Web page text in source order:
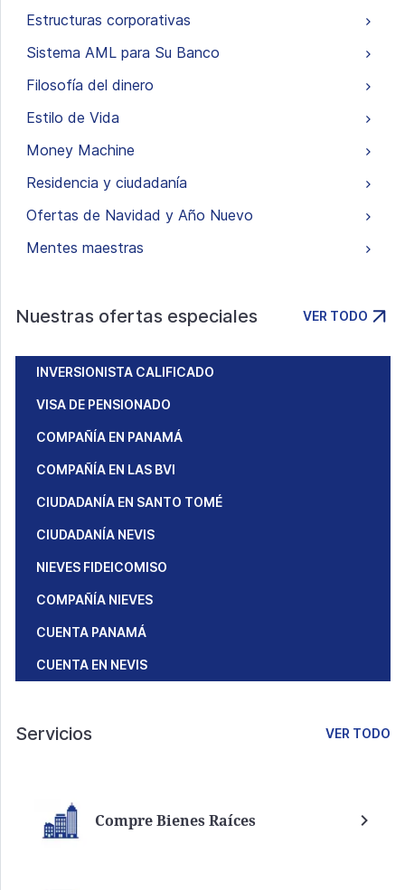
Estructuras corporativas
Sistema AML para Su Banco
Filosofía del dinero
Estilo de Vida
Money Machine
Residencia y ciudadanía
Ofertas de Navidad y Año Nuevo
Mentes maestras
Nuestras ofertas especiales VER TODO
INVERSIONISTA CALIFICADO
VISA DE PENSIONADO
COMPAÑÍA EN PANAMÁ
COMPAÑÍA EN LAS BVI
CIUDADANÍA EN SANTO TOMÉ
CIUDADANÍA NEVIS
NIEVES FIDEICOMISO
COMPAÑÍA NIEVES
CUENTA PANAMÁ
CUENTA EN NEVIS
Servicios VER TODO
Compre Bienes Raíces